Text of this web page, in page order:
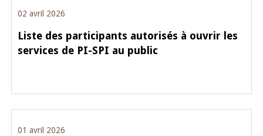
02 avril 2026
Liste des participants autorisés à ouvrir les
services de PI-SPI au public
01 avril 2026